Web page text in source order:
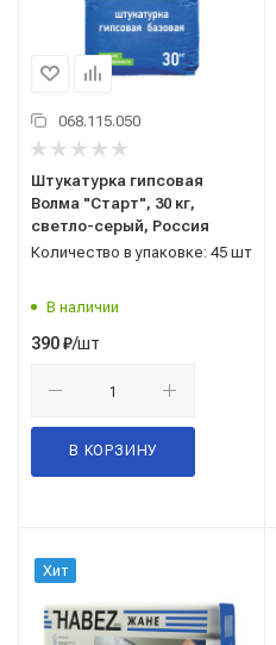
068.115.050
Штукатурка гипсовая
Волма "Старт", 30 кг,
светло-серый, Россия
Количество в упаковке: 45 шт
В наличии
390₽/шт
В КОРЗИНУ
Хит